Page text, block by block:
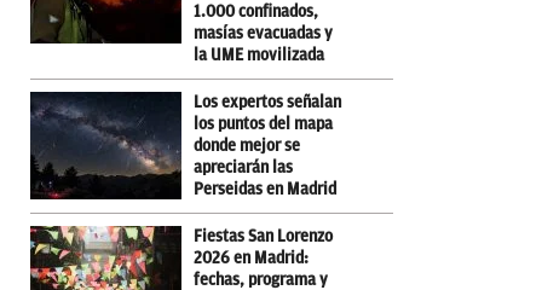
1.000 confinados,
masías evacuadas y
la UME movilizada
Los expertos señalan
los puntos del mapa
donde mejor se
apreciarán las
Perseidas en Madrid
Fiestas San Lorenzo
2026 en Madrid:
fechas, programa y